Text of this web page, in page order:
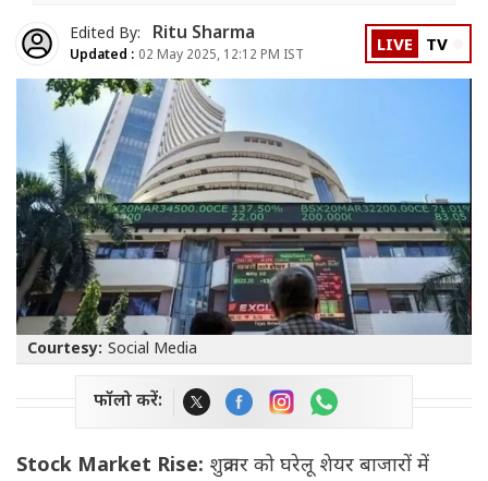
Edited By: Ritu Sharma
Updated : 02 May 2025, 12:12 PM IST LIVE TV
Courtesy: Social Media
फॉलो करें:
Stock Market Rise: शुक्रवार को घरेलू शेयर बाजारों में